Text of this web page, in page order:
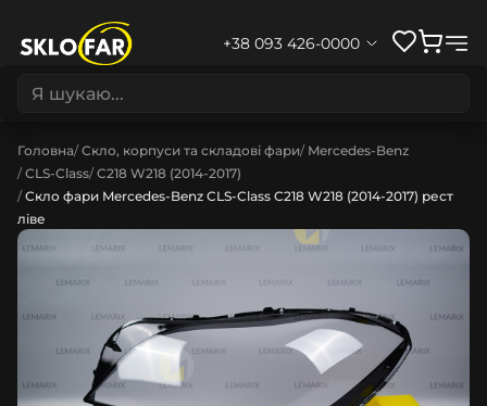
+38 093 426-0000
Головна Скло, корпуси та складові фари Mercedes-Benz
CLS-Class C218 W218 (2014-2017)
Скло фари Mercedes-Benz CLS-Class C218 W218 (2014-2017) рест
ліве